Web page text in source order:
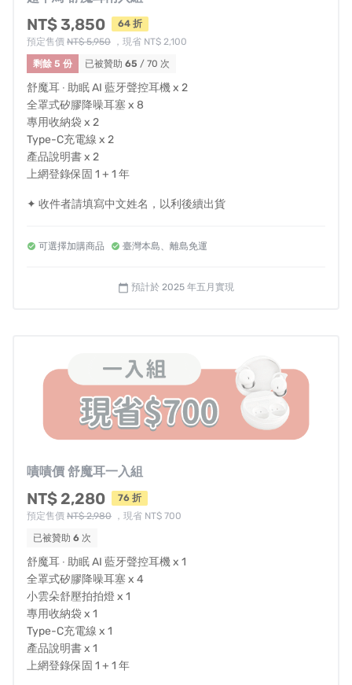
AI 聲控語音指令 ‧ 使用更不受限💯
物理降噪 𝟮𝟰𝗱𝗕 ‧ 有效隔絕外界噪音 讓心靜下來🧘
潮汐 APP 精準分析你的睡眠、有效提升睡眠品質💤
高效續航力🔋充滿電‧陪伴你生活中的每個時刻❗
𝗛𝗲𝘆 ! 舒魔耳真的很適合你❤️
★ 業界最長 𝟮 年保固 ‧ 買再送 𝟰 大保固 !
★ 北中南實體展示店 ‧ 維修服務很安心 !
風險與挑戰
募資流程及時程的執行。如遇不可控之因素（生產備貨意
可預期的之變數）我們會第一時間通知您最新的備貨狀態
在此處的贊助細節頁面的「取消贊助並退款」按鈕來取消
贊助或退款，嘖嘖會透過您贊助時的原付款方式退還您所
支持的金額（不包含虛擬帳號轉帳交易手續費）。
集資結束後請來信團隊客服中心【service@e-
專案可能遇到各種不可控因素，若遇突發狀況，將通知贊
助者最新狀況。當您贊助此計畫即同意承擔此風險，並接
受可能延遲出貨之變因。
退換貨規則
依《消費者保護法》規定，商品簽收翌日起為七天之鑑賞
期，期間申請退購無須負擔運費，欲退購者請於七日內提
出，逾期恕不受理。請注意猶豫期並非試用期，退回商品
必須是全新狀態且包裝完整（含商品本體、配件、贈品、
NT$ 3,850
64 折
預定售價 NT$ 5,950 ，現省 NT$ 2,100
剩餘 5 份
已被贊助 65 / 70 次
舒魔耳 ‧ 助眠 AI 藍牙聲控耳機 x 2
全罩式矽膠降噪耳塞 x 8
專用收納袋 x 2
Type-C充電線 x 2
產品說明書 x 2
上網登錄保固 1 + 1 年
✦ 收件者請填寫中文姓名，以利後續出貨
可選擇加購商品 臺灣本島、離島免運
calendar_today 預計於 2025 年五月實現
嘖嘖價 舒魔耳一入組
NT$ 2,280
76 折
預定售價 NT$ 2,980 ，現省 NT$ 700
已被贊助 6 次
舒魔耳 ‧ 助眠 AI 藍牙聲控耳機 x 1
全罩式矽膠降噪耳塞 x 4
小雲朵舒壓拍拍燈 x 1
專用收納袋 x 1
Type-C充電線 x 1
產品說明書 x 1
上網登錄保固 1 + 1 年